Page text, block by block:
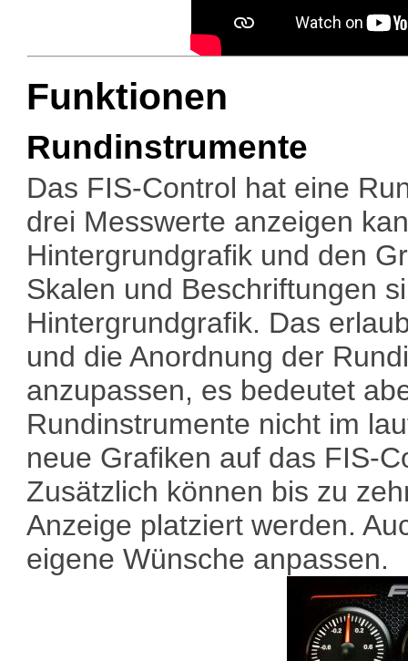
Funktionen
Rundinstrumente
Das FIS-Control hat eine
drei Messwerte anzeigen
Hintergrundgrafik und den
Skalen und Beschriftungen
Hintergrundgrafik. Das
und die Anordnung der
anzupassen, es bedeutet
Rundinstrumente nicht im
neue Grafiken auf das FIS-
Zusätzlich können bis zu
Anzeige platziert werden.
eigene Wünsche anpassen.